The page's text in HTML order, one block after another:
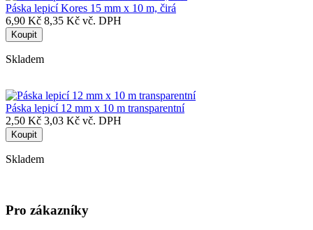
Páska lepicí Kores 15 mm x 10 m, čirá
6,90 Kč 8,35 Kč vč. DPH
Koupit
Skladem
Páska lepicí 12 mm x 10 m transparentní
2,50 Kč 3,03 Kč vč. DPH
Koupit
Skladem
Pro zákazníky